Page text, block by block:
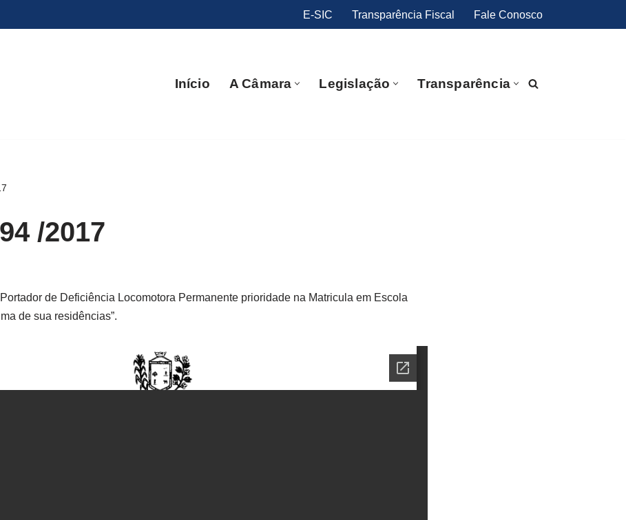
E-SIC Transparência Fiscal Fale Conosco
Início A Câmara Legislação Transparência
/2017
de Deficiência Locomotora Permanente prioridade na Matricula em Escola
de sua residências”.